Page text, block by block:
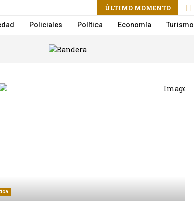
ÚLTIMO MOMENTO
Policiales Política Economía Turismo